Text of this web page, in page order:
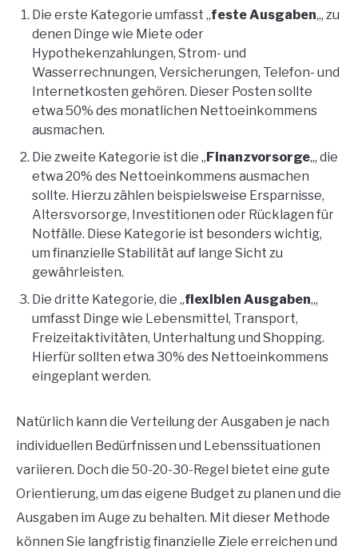
Die erste Kategorie umfasst „feste Ausgaben„, zu
denen Dinge wie Miete oder
Hypothekenzahlungen, Strom- und
Wasserrechnungen, Versicherungen, Telefon- und
Internetkosten gehören. Dieser Posten sollte
etwa 50% des monatlichen Nettoeinkommens
ausmachen.
Die zweite Kategorie ist die „Finanzvorsorge„, die
etwa 20% des Nettoeinkommens ausmachen
sollte. Hierzu zählen beispielsweise Ersparnisse,
Altersvorsorge, Investitionen oder Rücklagen für
Notfälle. Diese Kategorie ist besonders wichtig,
um finanzielle Stabilität auf lange Sicht zu
gewährleisten.
Die dritte Kategorie, die „flexiblen Ausgaben„,
umfasst Dinge wie Lebensmittel, Transport,
Freizeitaktivitäten, Unterhaltung und Shopping.
Hierfür sollten etwa 30% des Nettoeinkommens
eingeplant werden.
Natürlich kann die Verteilung der Ausgaben je nach
individuellen Bedürfnissen und Lebenssituationen
variieren. Doch die 50-20-30-Regel bietet eine gute
Orientierung, um das eigene Budget zu planen und die
Ausgaben im Auge zu behalten. Mit dieser Methode
können Sie langfristig finanzielle Ziele erreichen und